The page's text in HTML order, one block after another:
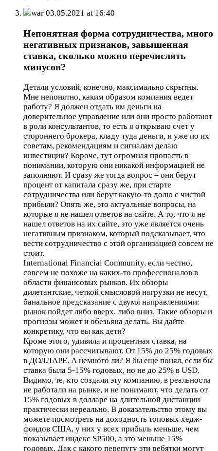
war 03.05.2021 at 16:40
Непонятная форма сотрудничества, много
негативных признаков, завышенная
ставка, сколько можно перечислять
минусов?
Детали условий, конечно, максимально скрытны.
Мне непонятно, каким образом компания ведет
работу? Я должен отдать им деньги на
доверительное управление или они просто работают
в роли консультантов, то есть я открываю счет у
стороннего брокера, кладу туда деньги, и уже по их
советам, рекомендациям и сигналам делаю
инвестиции? Короче, тут огромная пропасть в
понимании, которую они никакой информацией не
заполняют. И сразу же тогда вопрос – они берут
процент от капитала сразу же, при старте
сотрудничества или берут какую-то долю с чистой
прибыли? Опять же, это актуальные вопросы, на
которые я не нашел ответов на сайте. А то, что я не
нашел ответов на их сайте, это уже является очень
негативным признаком, который подсказывает, что
вести сотрудничество с этой организацией совсем не
стоит.
International Financial Community, если честно,
совсем не похоже на каких-то профессионалов в
области финансовых рынков. Их обзоры
дилетантские, четкой смысловой нагрузки не несут,
банальное предсказание с двумя направлениями:
рынок пойдет либо вверх, либо вниз. Такие обзоры и
прогнозы может и обезьяна делать. Вы дайте
конкретику, что вы как дети?
Кроме этого, удивила и процентная ставка, на
которую они рассчитывают. От 15% до 25% годовых
в ДОЛЛАРЕ. А немного ли? Я бы еще понял, если бы
ставка была 5-15% годовых, но не до 25% в USD.
Видимо, те, кто создали эту компанию, в реальности
не работали на рынке, и не понимают, что делать от
15% годовых в долларе на длительной дистанции –
практически нереально. В доказательство этому вы
можете посмотреть на доходность топовых хедж-
фондов США, у них у всех прибыль меньше, чем
показывает индекс SP500, а это меньше 15%
годовых. Дак с какого перепугу эти ребятки могут